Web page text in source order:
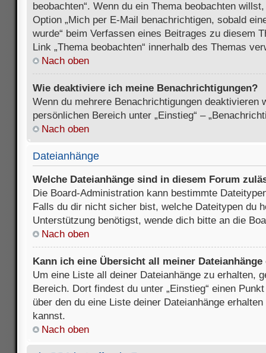
beobachten“. Wenn du ein Thema beobachten
Option „Mich per E-Mail benachrichtigen, sobald
wurde“ beim Verfassen eines Beitrages zu diesem
Link „Thema beobachten“ innerhalb des Themas
Nach oben
Wie deaktiviere ich meine Benachrichtigungen?
Wenn du mehrere Benachrichtigungen deaktivieren
persönlichen Bereich unter „Einstieg“ –
Nach oben
Dateianhänge
Welche Dateianhänge sind in diesem Forum
Die Board-Administration kann bestimmte
Falls du dir nicht sicher bist, welche Dateitypen du
Unterstützung benötigst, wende dich bitte an die
Nach oben
Kann ich eine Übersicht all meiner Dateianhänge
Um eine Liste all deiner Dateianhänge zu erhalten,
Bereich. Dort findest du unter „Einstieg“ einen
über den du eine Liste deiner Dateianhänge
kannst.
Nach oben